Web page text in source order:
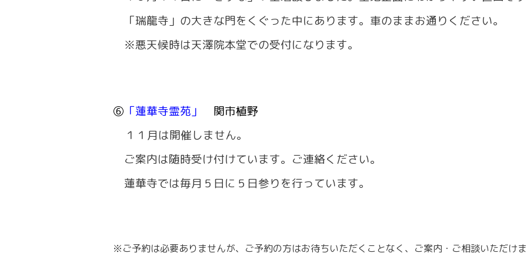
「瑞龍寺」の大きな門をくぐった中にあります。車のままお通りください。
※悪天候時は天澤院本堂での受付になります。
⑥ 「蓮華寺霊苑」
関市植野
１１月は開催しません。
ご案内は随時受け付けています。ご連絡ください。
蓮華寺では毎月５日に５日参りを行っています。
※ご予約は必要ありませんが、ご予約の方はお待ちいただくことなく、ご案内・ご相談いただけ